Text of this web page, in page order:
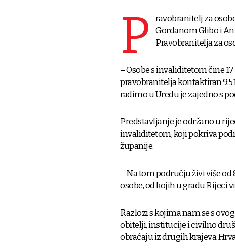
P
ravobranitelj za
Gordanom Glibo i
Pravobranitelja za
– Osobe s invaliditetom čine
pravobranitelja kontaktiran
radimo u Uredu je zajedno s
Predstavljanje je održano u
invaliditetom, koji pokriva
županije.
– Na tom području živi više od
osobe, od kojih u gradu Rijeci
Razlozi s kojima nam se s
obitelji, institucije i civilno
obraćaju iz drugih krajeva